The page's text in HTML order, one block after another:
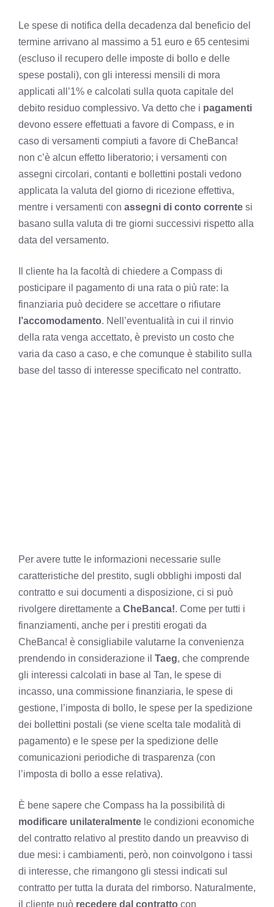
Le spese di notifica della decadenza dal beneficio del
termine arrivano al massimo a 51 euro e 65 centesimi
(escluso il recupero delle imposte di bollo e delle
spese postali), con gli interessi mensili di mora
applicati all’1% e calcolati sulla quota capitale del
debito residuo complessivo. Va detto che i pagamenti
devono essere effettuati a favore di Compass, e in
caso di versamenti compiuti a favore di CheBanca!
non c’è alcun effetto liberatorio; i versamenti con
assegni circolari, contanti e bollettini postali vedono
applicata la valuta del giorno di ricezione effettiva,
mentre i versamenti con assegni di conto corrente si
basano sulla valuta di tre giorni successivi rispetto alla
data del versamento.
Il cliente ha la facoltà di chiedere a Compass di
posticipare il pagamento di una rata o più rate: la
finanziaria può decidere se accettare o rifiutare
l’accomodamento. Nell’eventualità in cui il rinvio
della rata venga accettato, è previsto un costo che
varia da caso a caso, e che comunque è stabilito sulla
base del tasso di interesse specificato nel contratto.
Per avere tutte le informazioni necessarie sulle
caratteristiche del prestito, sugli obblighi imposti dal
contratto e sui documenti a disposizione, ci si può
rivolgere direttamente a CheBanca!. Come per tutti i
finanziamenti, anche per i prestiti erogati da
CheBanca! è consigliabile valutarne la convenienza
prendendo in considerazione il Taeg, che comprende
gli interessi calcolati in base al Tan, le spese di
incasso, una commissione finanziaria, le spese di
gestione, l’imposta di bollo, le spese per la spedizione
dei bollettini postali (se viene scelta tale modalità di
pagamento) e le spese per la spedizione delle
comunicazioni periodiche di trasparenza (con
l’imposta di bollo a esse relativa).
È bene sapere che Compass ha la possibilità di
modificare unilateralmente le condizioni economiche
del contratto relativo al prestito dando un preavviso di
due mesi: i cambiamenti, però, non coinvolgono i tassi
di interesse, che rimangono gli stessi indicati sul
contratto per tutta la durata del rimborso. Naturalmente,
il cliente può recedere dal contratto con